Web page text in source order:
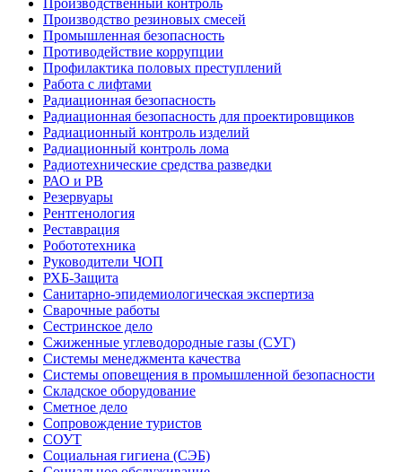
Производственный контроль
Производство резиновых смесей
Промышленная безопасность
Противодействие коррупции
Профилактика половых преступлений
Работа с лифтами
Радиационная безопасность
Радиационная безопасность для проектировщиков
Радиационный контроль изделий
Радиационный контроль лома
Радиотехнические средства разведки
РАО и РВ
Резервуары
Рентгенология
Реставрация
Робототехника
Руководители ЧОП
РХБ-Защита
Санитарно-эпидемиологическая экспертиза
Сварочные работы
Сестринское дело
Сжиженные углеводородные газы (СУГ)
Системы менеджмента качества
Системы оповещения в промышленной безопасности
Складское оборудование
Сметное дело
Сопровождение туристов
СОУТ
Социальная гигиена (СЭБ)